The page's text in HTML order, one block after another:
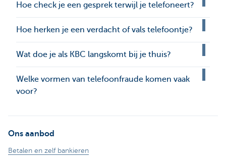
Hoe check je een gesprek terwijl je telefoneert?
Hoe herken je een verdacht of vals telefoontje?
Wat doe je als KBC langskomt bij je thuis?
Welke vormen van telefoonfraude komen vaak
voor?
Ons aanbod
Betalen en zelf bankieren